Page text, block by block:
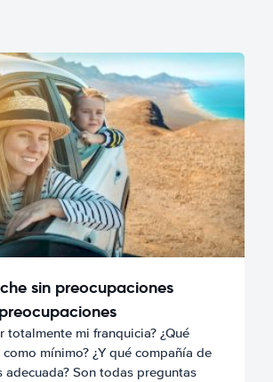
sin preocupaciones
totalmente mi franquicia? ¿Qué
mínimo? ¿Y qué compañía de
adecuada? Son todas preguntas